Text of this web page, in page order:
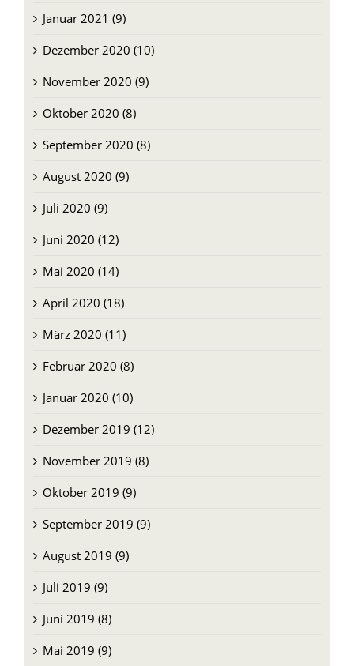
Januar 2021 (9)
Dezember 2020 (10)
November 2020 (9)
Oktober 2020 (8)
September 2020 (8)
August 2020 (9)
Juli 2020 (9)
Juni 2020 (12)
Mai 2020 (14)
April 2020 (18)
März 2020 (11)
Februar 2020 (8)
Januar 2020 (10)
Dezember 2019 (12)
November 2019 (8)
Oktober 2019 (9)
September 2019 (9)
August 2019 (9)
Juli 2019 (9)
Juni 2019 (8)
Mai 2019 (9)